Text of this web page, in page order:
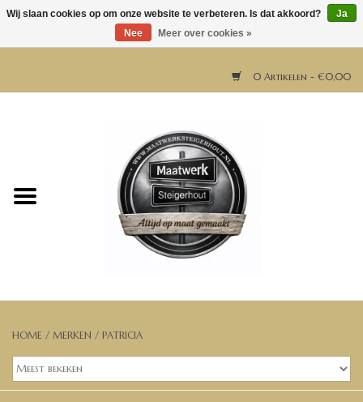
0 Artikelen - €0,00
Horeca meubels
Bartafels
Banken, stoelen &
(Bar)krukken
HOME / MERKEN / PATRICIA
Wij slaan cookies op om onze website te verbeteren. Is dat akkoord?
Ja
Nee
Meer over cookies »